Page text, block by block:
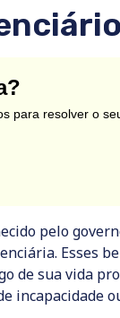
para resolver o
pelo
Esses
de sua vida
incapacidade